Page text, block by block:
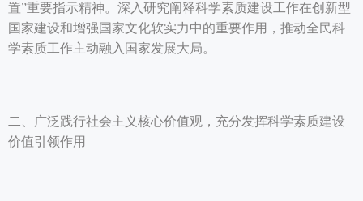
置”重要指示精神。深入研究阐释科学素质建设工作在创新型
国家建设和增强国家文化软实力中的重要作用，推动全民科
学素质工作主动融入国家发展大局。
二、广泛践行社会主义核心价值观，充分发挥科学素质建设
价值引领作用